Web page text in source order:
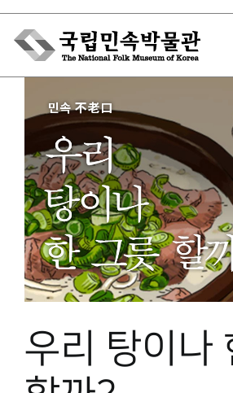
Skip
content
박물관에서는
민속이야기
민속 인사이드
원문보기 PDF
박물관 홈페이지
우리 탕이나